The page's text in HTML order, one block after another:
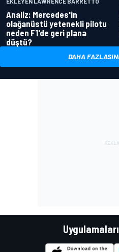
Analiz: Mercedes'in
olağanüstü yetenekli pilotu
neden F1'de geri plana
düştü?
DAHA